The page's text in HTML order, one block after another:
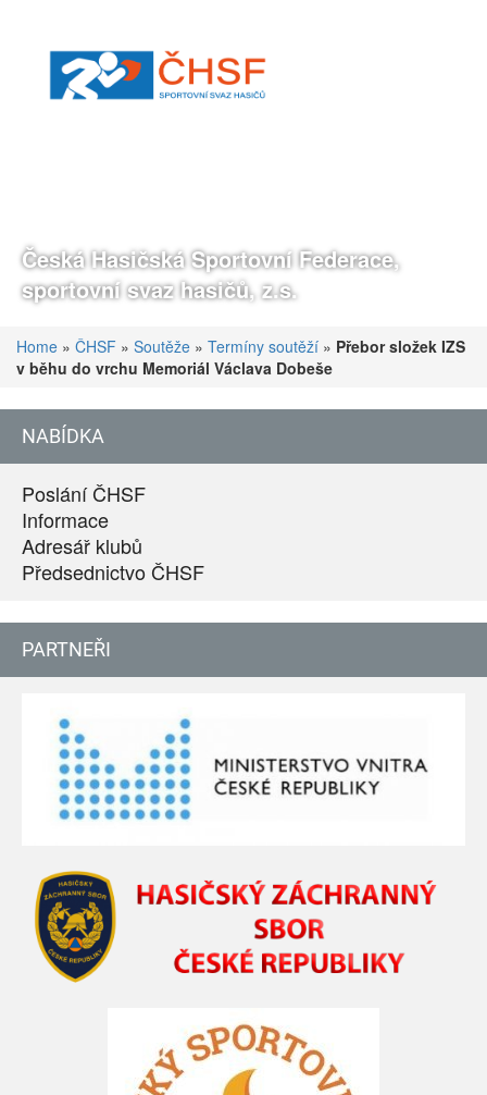
Česká Hasičská Sportovní Federace,
sportovní svaz hasičů, z.s.
Home » ČHSF » Soutěže » Termíny soutěží » Přebor složek IZS
v běhu do vrchu Memoriál Václava Dobeše
NABÍDKA
Poslání ČHSF
Informace
Adresář klubů
Předsednictvo ČHSF
PARTNEŘI